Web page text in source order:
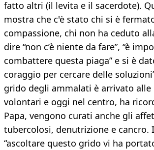
fatto altri (il levita e il sacerdote).
mostra che c'è stato chi si è
compassione, chi non ha ceduto
dire “non c’è niente da fare”, “è
combattere questa piaga” e si è
coraggio per cercare delle
grido degli ammalati è arrivato alle
volontari e oggi nel centro, ha
Papa, vengono curati anche gli
tubercolosi, denutrizione e cancro.
“ascoltare questo grido vi ha